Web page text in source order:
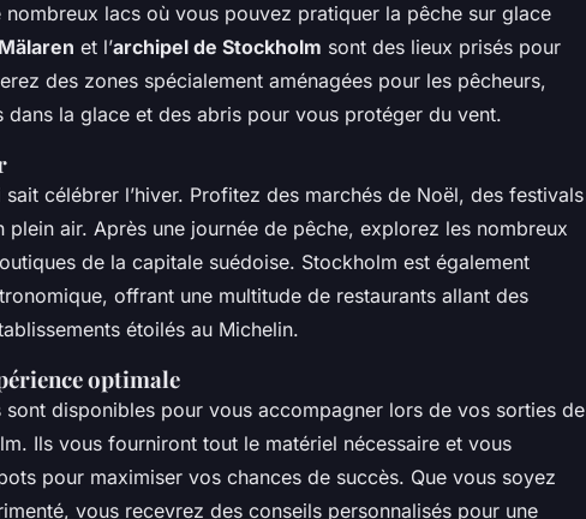
lacs où vous pouvez pratiquer la pêche sur glace
et l’archipel de Stockholm sont des lieux prisés pour
des zones spécialement aménagées pour les pêcheurs,
dans la glace et des abris pour vous protéger du vent.
célébrer l’hiver. Profitez des marchés de Noël, des festivals
air. Après une journée de pêche, explorez les nombreux
de la capitale suédoise. Stockholm est également
offrant une multitude de restaurants allant des
étoilés au Michelin.
optimale
sont disponibles pour vous accompagner lors de vos sorties de
Ils vous fourniront tout le matériel nécessaire et vous
pour maximiser vos chances de succès. Que vous soyez
vous recevrez des conseils personnalisés pour une